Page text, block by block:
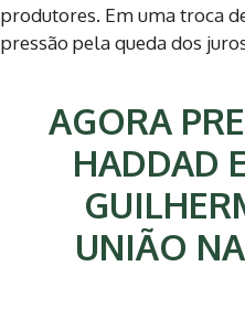
produtores. Em uma troca
pressão pela queda dos
AGORA
HADDAD
UNIÃO